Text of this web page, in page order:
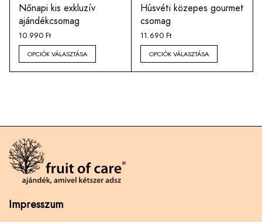
Nőnapi kis exkluzív
ajándékcsomag
10.990 Ft
OPCIÓK VÁLASZTÁSA
Húsvéti közepes gourmet
csomag
11.690 Ft
OPCIÓK VÁLASZTÁSA
Impresszum